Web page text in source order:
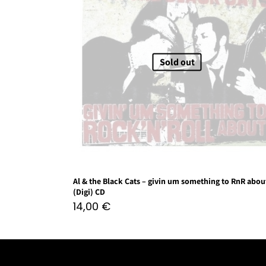
Sold out
Al & the Black Cats – givin um something to RnR
(Digi) CD
14,00 €